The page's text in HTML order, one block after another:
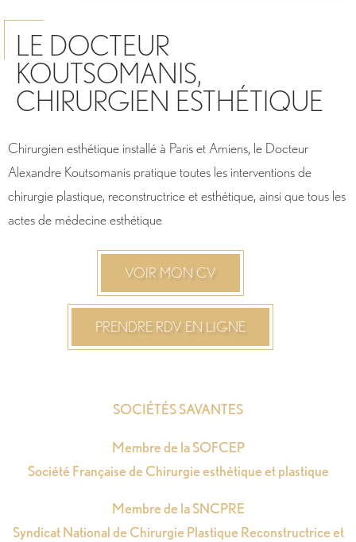
LE DOCTEUR
KOUTSOMANIS,
CHIRURGIEN ESTHÉTIQUE
Chirurgien esthétique installé à Paris et Amiens, le Docteur
Alexandre Koutsomanis pratique toutes les interventions de
chirurgie plastique, reconstructrice et esthétique, ainsi que tous les
actes de médecine esthétique
VOIR MON CV
PRENDRE RDV EN LIGNE
SOCIÉTÉS SAVANTES
Membre de la SOFCEP
Société Française de Chirurgie esthétique et plastique
Membre de la SNCPRE
Syndicat National de Chirurgie Plastique Reconstructrice et